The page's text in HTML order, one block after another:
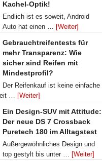
Kachel-Optik!
Endlich ist es soweit, Android
Auto hat einen … [Weiter]
Gebrauchtreifentests für
mehr Transparenz: Wie
sicher sind Reifen mit
Mindestprofil?
Der Reifenkauf ist keine einfache
… [Weiter]
Ein Design-SUV mit Attitude:
Der neue DS 7 Crossback
Puretech 180 im Alltagstest
Außergewöhnliches Design und
top gestylt bis unter … [Weiter]